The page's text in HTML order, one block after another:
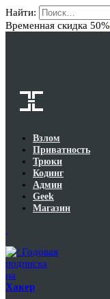
Найти:
Временная скидка 50%
Взлом
Приватность
Трюки
Кодинг
Админ
Geek
Магазин
Годовая
подписка
на
Хакер